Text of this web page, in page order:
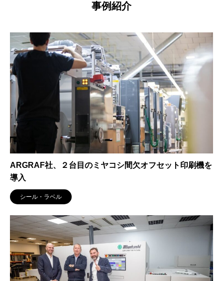
事例紹介
ARGRAF社、２台目のミヤコシ間欠オフセット印刷機を
導入
シール・ラベル